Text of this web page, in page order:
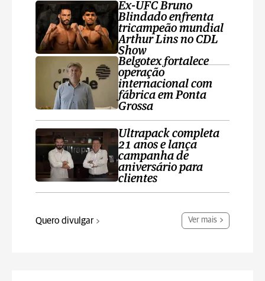
Ex-UFC Bruno
Blindado enfrenta
tricampeão mundial
Arthur Lins no CDL
Show
Belgotex fortalece
operação
internacional com
fábrica em Ponta
Grossa
Ultrapack completa
21 anos e lança
campanha de
aniversário para
clientes
Quero divulgar Ver mais